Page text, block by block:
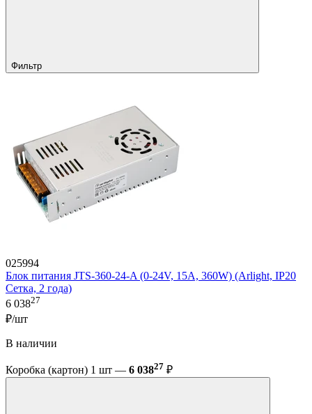
Фильтр
025994
Блок питания JTS-360-24-A (0-24V, 15A, 360W) (Arlight, IP20
Сетка, 2 года)
6 03827
₽/шт
В наличии
Коробка (картон) 1 шт — 6 03827 ₽